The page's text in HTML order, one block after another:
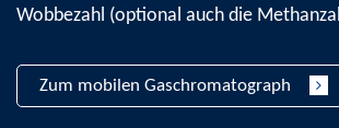
Wobbezahl (optional auch die
Zum mobilen Gaschromatograph